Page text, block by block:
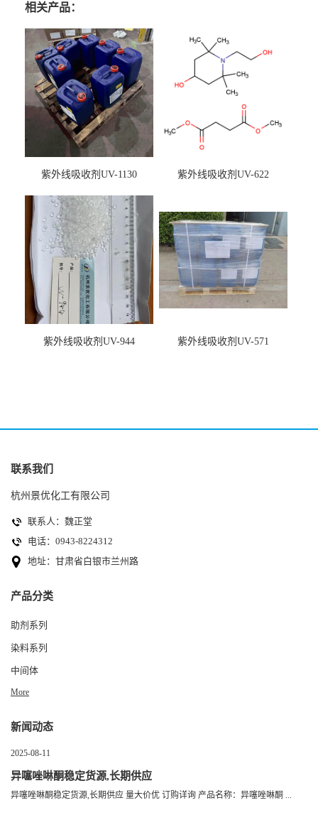
相关产品：
紫外线吸收剂UV-1130 紫外线吸收剂UV-622
紫外线吸收剂UV-944 紫外线吸收剂UV-571
联系我们
杭州景优化工有限公司
联系人：魏正堂
电话：0943-8224312
地址：甘肃省白银市兰州路
产品分类
助剂系列
染料系列
中间体
More
新闻动态
2025-08-11
异噻唑啉酮稳定货源,长期供应
异噻唑啉酮稳定货源,长期供应 量大价优 订购详询 产品名称：异噻唑啉酮 ...